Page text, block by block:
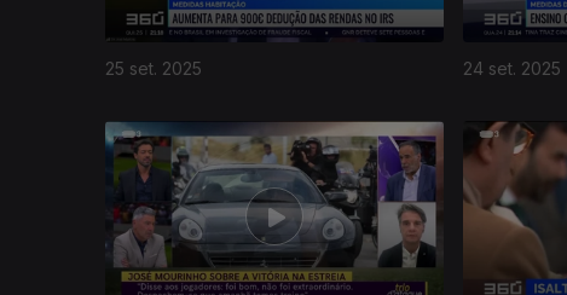
25 set. 2025 24 set. 2025
876470